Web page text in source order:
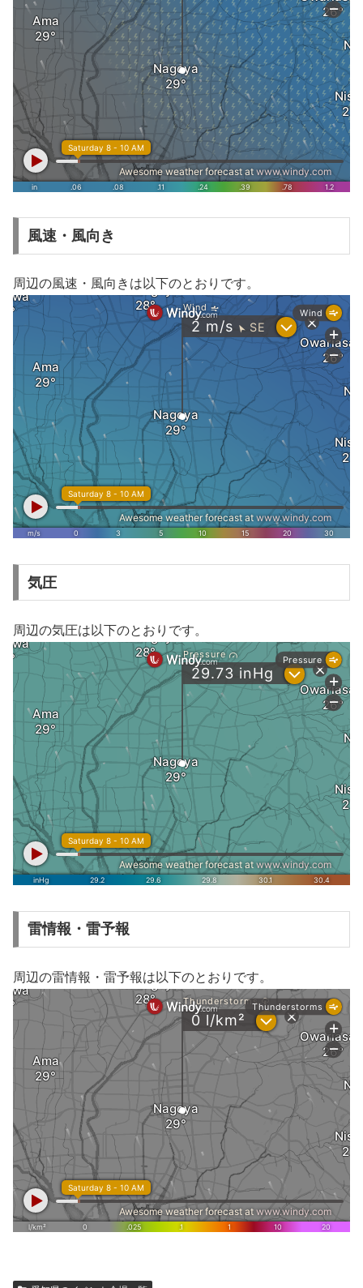
風速・風向き
周辺の風速・風向きは以下のとおりです。
気圧
周辺の気圧は以下のとおりです。
雷情報・雷予報
周辺の雷情報・雷予報は以下のとおりです。